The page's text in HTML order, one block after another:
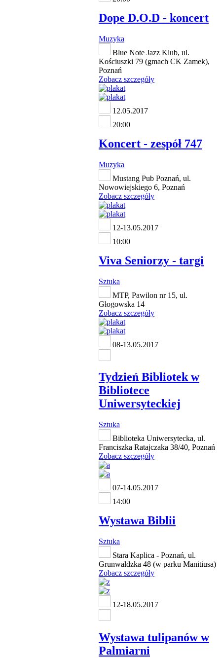
Dope D.O.D - koncert
Muzyka
Blue Note Jazz Klub, ul.
Kościuszki 79 (gmach CK Zamek),
Poznań
Zobacz szczegóły
12.05.2017
20:00
Koncert - zespół 747
Muzyka
Mustang Pub Poznań, ul.
Nowowiejskiego 6, Poznań
Zobacz szczegóły
12-13.05.2017
10:00
Viva Seniorzy - targi
Sztuka
MTP, Pawilon nr 15, ul.
Głogowska 14
Zobacz szczegóły
08-13.05.2017
Tydzień Bibliotek w
Bibliotece
Uniwersyteckiej
Sztuka
Biblioteka Uniwersytecka, ul.
Franciszka Ratajczaka 38/40, Poznań
Zobacz szczegóły
07-14.05.2017
14:00
Wystawa Biblii
Sztuka
Stara Kaplica - Poznań, ul.
Grunwaldzka 48 (w parku Manitiusa)
Zobacz szczegóły
12-18.05.2017
Wystawa tulipanów w
Palmiarni